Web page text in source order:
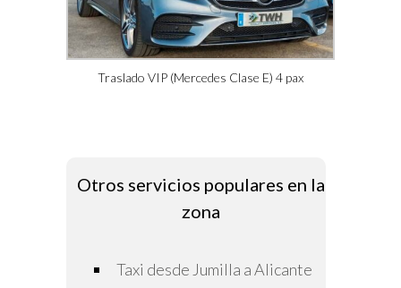
Traslado VIP (Mercedes Clase E) 4 pax
Otros servicios populares en la
zona
Taxi desde Jumilla a Alicante